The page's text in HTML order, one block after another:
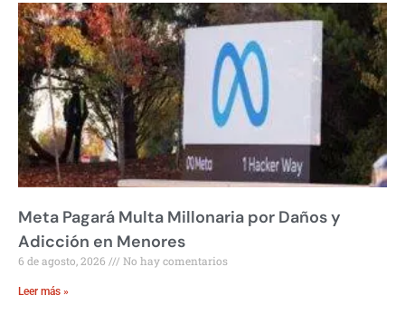
Meta Pagará Multa Millonaria por Daños y
Adicción en Menores
6 de agosto, 2026 No hay comentarios
Leer más »